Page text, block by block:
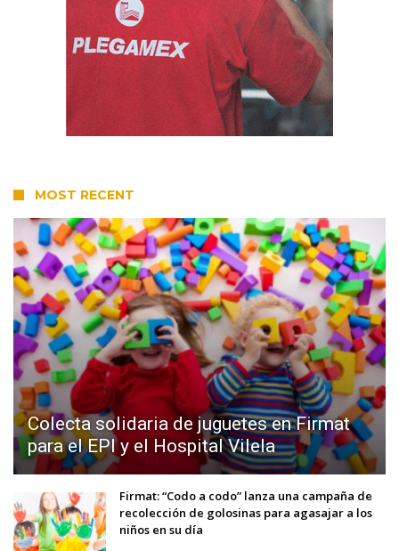
MOST RECENT
Colecta solidaria de juguetes en Firmat
para el EPI y el Hospital Vilela
Firmat: “Codo a codo” lanza una campaña de
recolección de golosinas para agasajar a los
niños en su día